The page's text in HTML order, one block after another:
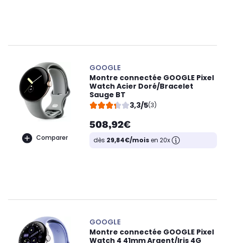
Comparer
GOOGLE
Montre connectée GOOGLE Pixel
Watch Acier Doré/Bracelet
Sauge BT
3,3/5(3)
508,92€
dès 29,84€/moisen 20x
GOOGLE
Montre connectée GOOGLE Pixel
Watch 4 41mm Argent/Iris 4G